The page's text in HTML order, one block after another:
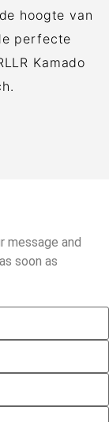
hoogte van
perfecte
Kamado
message and
soon as